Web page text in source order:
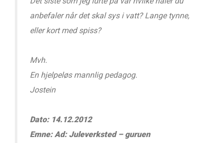
anbefaler når det skal sys i vatt? Lange tynne,
eller kort med spiss?
Mvh.
En hjelpeløs mannlig pedagog.
Jostein
Dato: 14.12.2012
Emne: Ad: Juleverksted – guruen